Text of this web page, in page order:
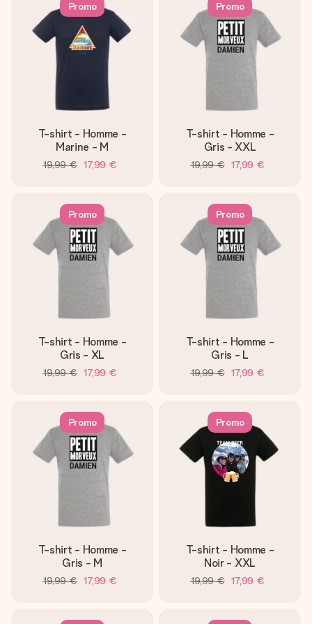
Promo
T-shirt - Homme -
Marine - M
19,99 € 17,99 €
Promo
T-shirt - Homme -
Gris - XXL
19,99 € 17,99 €
Promo
T-shirt - Homme -
Gris - XL
19,99 € 17,99 €
Promo
T-shirt - Homme -
Gris - L
19,99 € 17,99 €
Promo
T-shirt - Homme -
Gris - M
19,99 € 17,99 €
Promo
T-shirt - Homme -
Noir - XXL
19,99 € 17,99 €